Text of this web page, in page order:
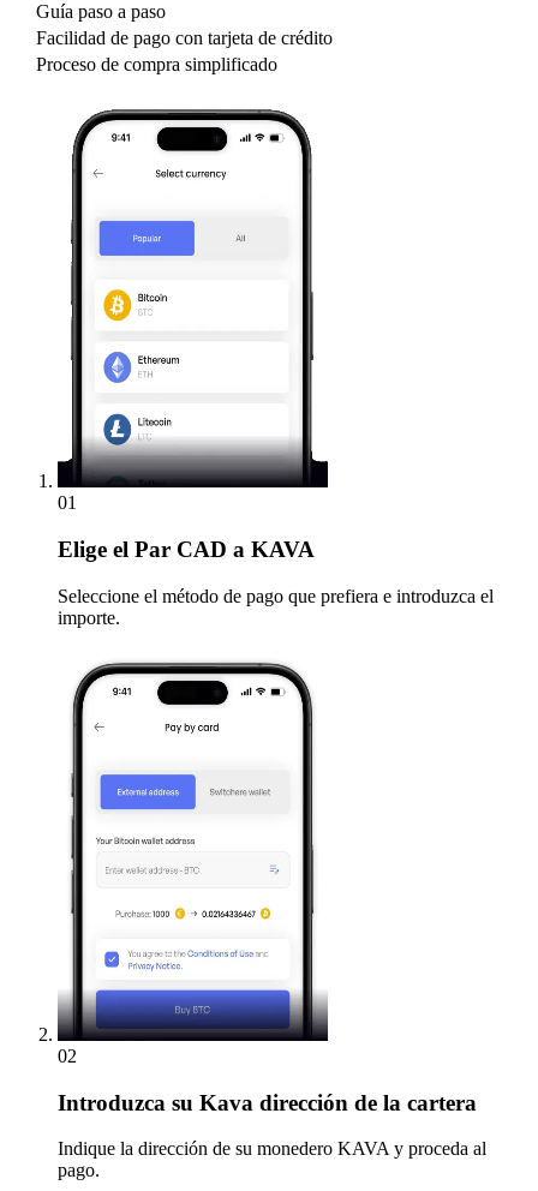
Guía paso a paso
Facilidad de pago con tarjeta de crédito
Proceso de compra simplificado
01
Elige el Par CAD a KAVA
Seleccione el método de pago que prefiera e introduzca el
importe.
02
Introduzca su Kava dirección de la cartera
Indique la dirección de su monedero KAVA y proceda al
pago.